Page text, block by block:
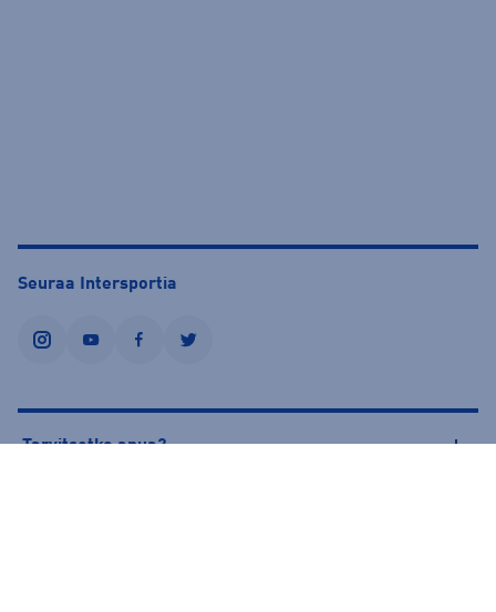
Seuraa Intersportia
instagramyoutubefacebooktwitter
Tarvitsetko apua?